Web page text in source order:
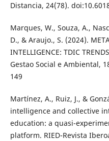
Distancia, 24(78).
Marques, W., Souza, A.,
D., & Araujo., S. (2024).
INTELLIGENCE: TDIC
Gestao Social e Ambiental,
149
Martínez, A., Ruiz, J., &
intelligence and collective
education: a quasi-
platform. RIED-Revista